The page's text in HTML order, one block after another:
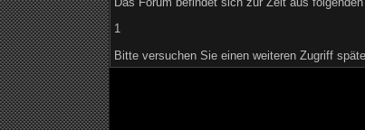
1
Bitte versuchen Sie einen weiteren Zugriff